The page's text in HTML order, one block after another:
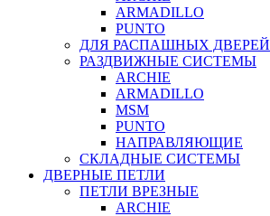
ARMADILLO
PUNTO
ДЛЯ РАСПАШНЫХ ДВЕРЕЙ
РАЗДВИЖНЫЕ СИСТЕМЫ
ARCHIE
ARMADILLO
MSM
PUNTO
НАПРАВЛЯЮЩИЕ
СКЛАДНЫЕ СИСТЕМЫ
ДВЕРНЫЕ ПЕТЛИ
ПЕТЛИ ВРЕЗНЫЕ
ARCHIE